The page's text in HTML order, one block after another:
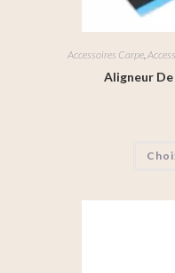
Accessoires Carpe,
Aligneur